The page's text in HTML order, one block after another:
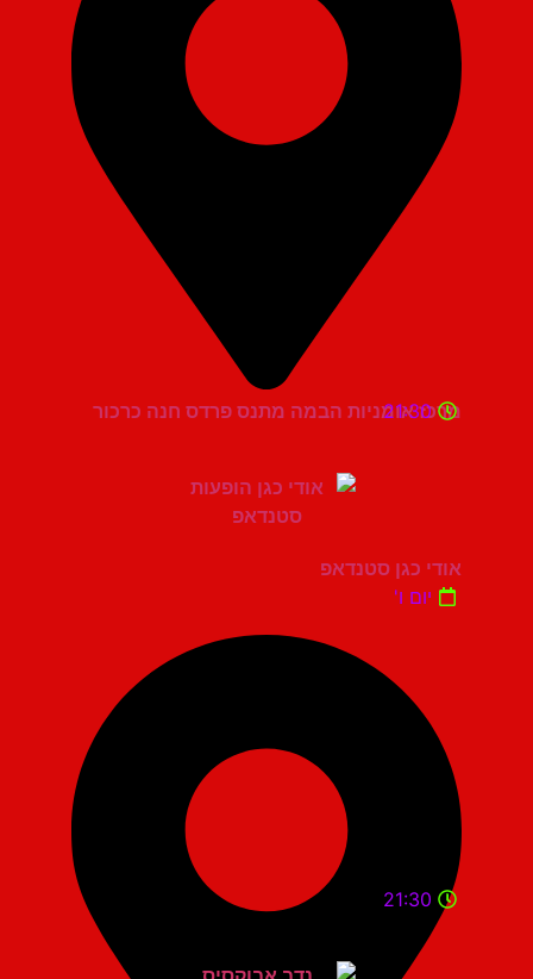
מרכז אומניות הבמה מתנס פרדס חנה כרכור
21:30
אודי כגן סטנדאפ
יום ו'
21:30